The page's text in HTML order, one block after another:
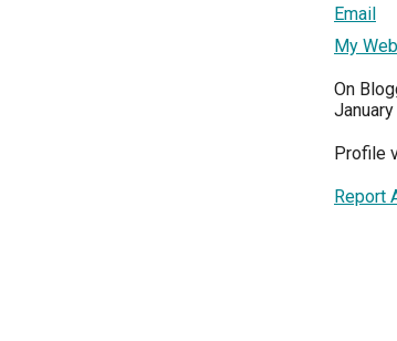
Email
My
On
Profile
Report